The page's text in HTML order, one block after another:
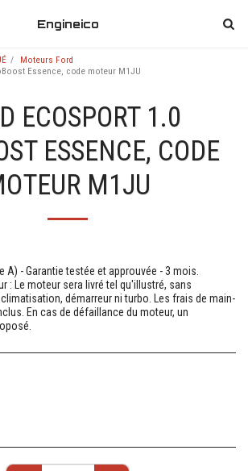
Engineico
Moteurs Ford
Essence, code moteur M1JU
ECOSPORT 1.0
ESSENCE, CODE
M1JU
A) - Garantie testée et approuvée - 3 mois.
: Le moteur sera livré tel qu'illustré, sans
démarreur ni turbo. Les frais de main-
En cas de défaillance du moteur, un